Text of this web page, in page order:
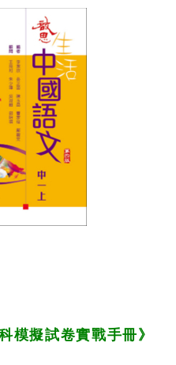
模擬試卷實戰手冊》